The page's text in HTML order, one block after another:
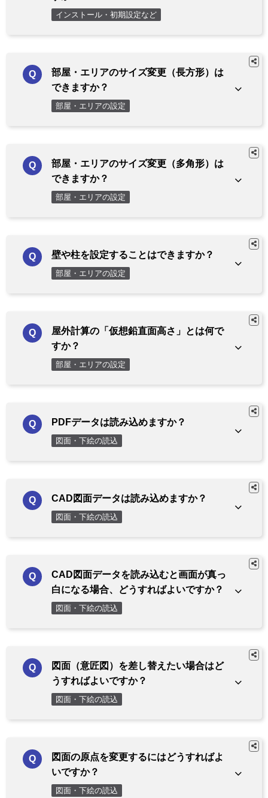
インストール・初期設定など
部屋・エリアのサイズ変更（長方形）は
できますか？
部屋・エリアの設定
部屋・エリアのサイズ変更（多角形）は
できますか？
部屋・エリアの設定
壁や柱を設定することはできますか？
部屋・エリアの設定
屋外計算の「仮想鉛直面高さ」とは何で
すか？
部屋・エリアの設定
PDFデータは読み込めますか？
図面・下絵の読込
CAD図面データは読み込めますか？
図面・下絵の読込
CAD図面データを読み込むと画面が真っ
白になる場合、どうすればよいですか？
図面・下絵の読込
図面（意匠図）を差し替えたい場合はど
うすればよいですか？
図面・下絵の読込
図面の原点を変更するにはどうすればよ
いですか？
図面・下絵の読込